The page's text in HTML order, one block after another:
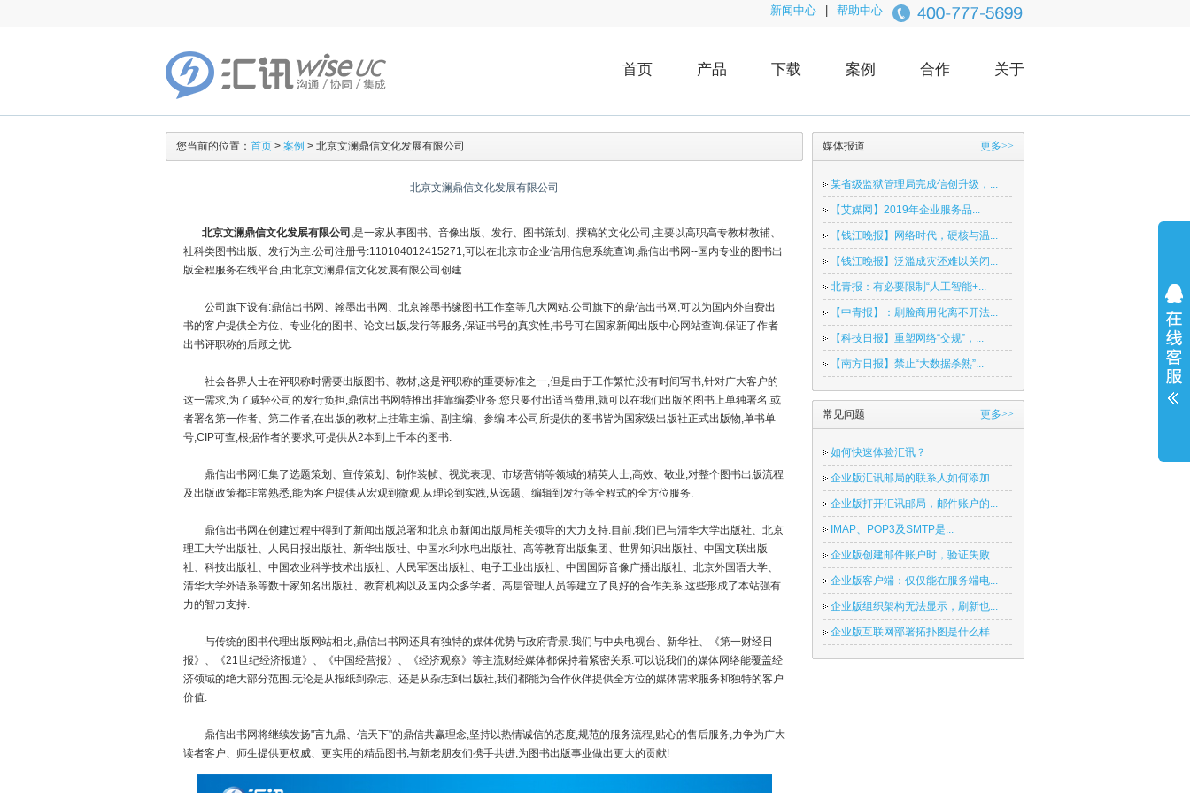
新闻中心 帮助中心
首页 产品 下载 案例 合作 关于
您当前的位置： 首页 > 案例 > 北京文澜鼎信文化发展有限公司
北京文澜鼎信文化发展有限公司
北京文澜鼎信文化发展有限公司,是一家从事图书、音像出版、发行、图书策划、撰稿的文化公司,主要以高职高专教材教辅、
社科类图书出版、发行为主.公司注册号:110104012415271,可以在北京市企业信用信息系统查询.鼎信出书网--国内专业的图书出
版全程服务在线平台,由北京文澜鼎信文化发展有限公司创建.
公司旗下设有:鼎信出书网、翰墨出书网、北京翰墨书缘图书工作室等几大网站.公司旗下的鼎信出书网,可以为国内外自费出
书的客户提供全方位、专业化的图书、论文出版,发行等服务,保证书号的真实性,书号可在国家新闻出版中心网站查询.保证了作者
出书评职称的后顾之忧.
社会各界人士在评职称时需要出版图书、教材,这是评职称的重要标准之一,但是由于工作繁忙,没有时间写书,针对广大客户的
这一需求,为了减轻公司的发行负担,鼎信出书网特推出挂靠编委业务.您只要付出适当费用,就可以在我们出版的图书上单独署名,或
者署名第一作者、第二作者,在出版的教材上挂靠主编、副主编、参编.本公司所提供的图书皆为国家级出版社正式出版物,单书单
号,CIP可查,根据作者的要求,可提供从2本到上千本的图书.
鼎信出书网汇集了选题策划、宣传策划、制作装帧、视觉表现、市场营销等领域的精英人士,高效、敬业,对整个图书出版流程
及出版政策都非常熟悉,能为客户提供从宏观到微观,从理论到实践,从选题、编辑到发行等全程式的全方位服务.
鼎信出书网在创建过程中得到了新闻出版总署和北京市新闻出版局相关领导的大力支持.目前,我们已与清华大学出版社、北京
理工大学出版社、人民日报出版社、新华出版社、中国水利水电出版社、高等教育出版集团、世界知识出版社、中国文联出版
社、科技出版社、中国农业科学技术出版社、人民军医出版社、电子工业出版社、中国国际音像广播出版社、北京外国语大学、
清华大学外语系等数十家知名出版社、教育机构以及国内众多学者、高层管理人员等建立了良好的合作关系,这些形成了本站强有
力的智力支持.
与传统的图书代理出版网站相比,鼎信出书网还具有独特的媒体优势与政府背景.我们与中央电视台、新华社、《第一财经日
报》、《21世纪经济报道》、《中国经营报》、《经济观察》等主流财经媒体都保持着紧密关系.可以说我们的媒体网络能覆盖经
济领域的绝大部分范围.无论是从报纸到杂志、还是从杂志到出版社,我们都能为合作伙伴提供全方位的媒体需求服务和独特的客户
价值.
鼎信出书网将继续发扬"言九鼎、信天下"的鼎信共赢理念,坚持以热情诚信的态度,规范的服务流程,贴心的售后服务,力争为广大
读者客户、师生提供更权威、更实用的精品图书,与新老朋友们携手共进,为图书出版事业做出更大的贡献!
媒体报道 更多>>
某省级监狱管理局完成信创升级，...
【艾媒网】2019年企业服务品...
【钱江晚报】网络时代，硬核与温...
【钱江晚报】泛滥成灾还难以关闭...
北青报：有必要限制“人工智能+...
【中青报】：刷脸商用化离不开法...
【科技日报】重塑网络“交规”，...
【南方日报】禁止“大数据杀熟”...
常见问题 更多>>
如何快速体验汇讯？
企业版汇讯邮局的联系人如何添加...
企业版打开汇讯邮局，邮件账户的...
IMAP、POP3及SMTP是...
企业版创建邮件账户时，验证失败...
企业版客户端：仅仅能在服务端电...
企业版组织架构无法显示，刷新也...
企业版互联网部署拓扑图是什么样...